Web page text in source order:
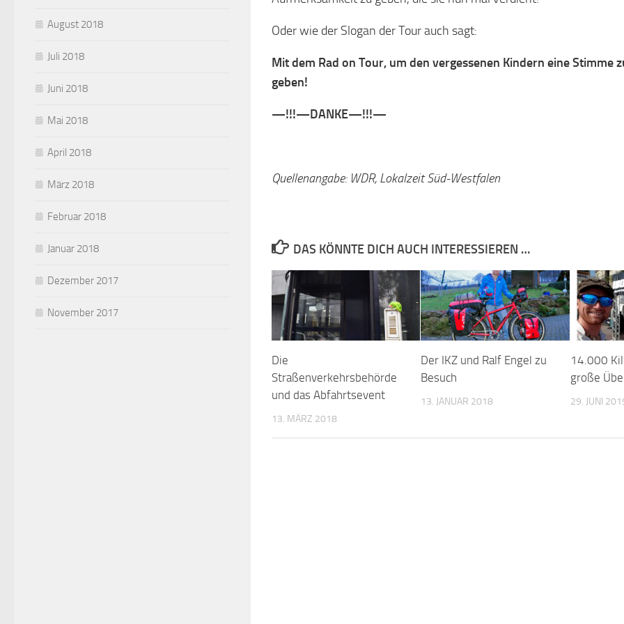
Oder wie der Slogan der Tour auch sagt:
Mit dem Rad on Tour, um den vergessenen Kindern eine Stimme
geben!
—!!!—DANKE—!!!—
Quellenangabe: WDR, Lokalzeit Süd-Westfalen
DAS KÖNNTE DICH AUCH INTERESSIEREN …
Die
Straßenverkehrsbehörde
und das Abfahrtsevent
13. MÄRZ 2018
Der IKZ und Ralf Engel zu
Besuch
13. JANUAR 2018
14.000
große
29. JUNI
August 2018
Juli 2018
Juni 2018
Mai 2018
April 2018
März 2018
Februar 2018
Januar 2018
Dezember 2017
November 2017